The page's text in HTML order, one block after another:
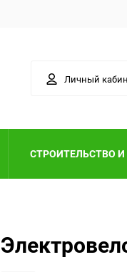
Личный
СТРОИТЕЛЬСТВО